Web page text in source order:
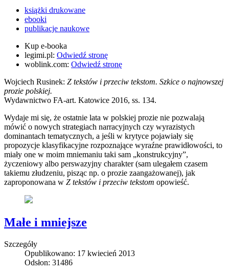
książki drukowane
ebooki
publikacje naukowe
Kup e-booka
legimi.pl: Odwiedź stronę
woblink.com: Odwiedź stronę
Wojciech Rusinek: Z tekstów i przeciw tekstom. Szkice o najnowszej
prozie polskiej.
Wydawnictwo FA-art. Katowice 2016, ss. 134.
Wydaje mi się, że ostatnie lata w polskiej prozie nie pozwalają
mówić o nowych strategiach narracyjnych czy wyrazistych
dominantach tematycznych, a jeśli w krytyce pojawiały się
propozycje klasyfikacyjne rozpoznające wyraźne prawidłowości, to
miały one w moim mniemaniu taki sam „konstrukcyjny”,
życzeniowy albo perswazyjny charakter (sam ulegałem czasem
takiemu złudzeniu, pisząc np. o prozie zaangażowanej), jak
zaproponowana w Z tekstów i przeciw tekstom opowieść.
Małe i mniejsze
Szczegóły
Opublikowano: 17 kwiecień 2013
Odsłon: 31486